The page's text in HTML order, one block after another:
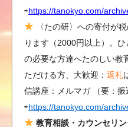
−関
悪
く
な
っ
て
い
⇨https://tanokyo.com/
〈たの研〉への寄付が
ります（2000円以上）。
の必要な方達へたのしい教
ただける方、大歓迎： 返礼
信講座：メルマガ （要：振
⇨https://tanokyo.com/
教育相談・カウンセリ